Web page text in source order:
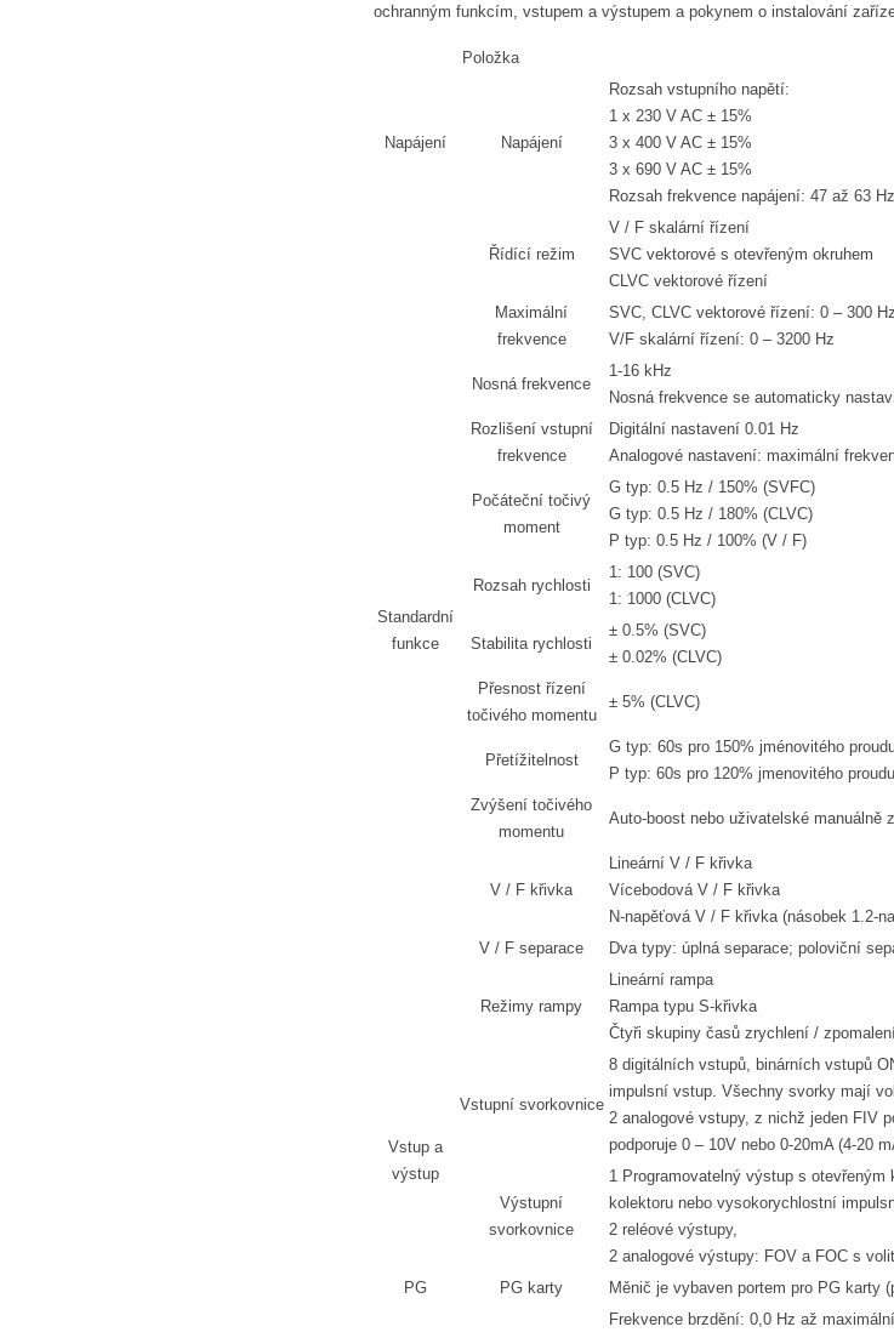
ochranným funkcím, vstupem a výstupem a pokynem o instalování
Položka
Napájení Napájení
Rozsah vstupního napětí:
1 x 230 V AC ± 15%
3 x 400 V AC ± 15%
3 x 690 V AC ± 15%
Rozsah frekvence napájení: 47 až 63 Hz
Standardní
funkce
Řídící režim
V / F skalární řízení
SVC vektorové s otevřeným okruhem
CLVC vektorové řízení
Maximální
frekvence
SVC, CLVC vektorové řízení: 0 – 300 Hz
V/F skalární řízení: 0 – 3200 Hz
Nosná frekvence
1-16 kHz
Nosná frekvence se automaticky
Rozlišení vstupní
frekvence
Digitální nastavení 0.01 Hz
Analogové nastavení: maximální
Počáteční točivý
moment
G typ: 0.5 Hz / 150% (SVFC)
G typ: 0.5 Hz / 180% (CLVC)
P typ: 0.5 Hz / 100% (V / F)
Rozsah rychlosti
1: 100 (SVC)
1: 1000 (CLVC)
Stabilita rychlosti
± 0.5% (SVC)
± 0.02% (CLVC)
Přesnost řízení
točivého momentu
± 5% (CLVC)
Přetížitelnost
G typ: 60s pro 150% jménovitého
P typ: 60s pro 120% jmenovitého
Zvýšení točivého
momentu
Auto-boost nebo uživatelské manuálně
V / F křivka
Lineární V / F křivka
Vícebodová V / F křivka
N-napěťová V / F křivka (násobek 1.2-
V / F separace
Dva typy: úplná separace; poloviční
Režimy rampy
Lineární rampa
Rampa typu S-křivka
Čtyři skupiny časů zrychlení /
Vstup a
výstup
Vstupní svorkovnice
8 digitálních vstupů, binárních vstupů
impulsní vstup. Všechny svorky mají
2 analogové vstupy, z nichž jeden FIV
podporuje 0 – 10V nebo 0-20mA (4-20
Výstupní
svorkovnice
1 Programovatelný výstup s
kolektoru nebo vysokorychlostní
2 reléové výstupy,
2 analogové výstupy: FOV a FOC s
PG
PG karty Měnič je vybaven portem pro PG karty
Frekvence brzdění: 0,0 Hz až